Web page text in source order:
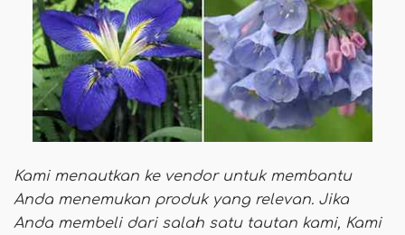
Kami menautkan ke vendor untuk membantu
Anda menemukan produk yang relevan. Jika
Anda membeli dari salah satu tautan kami, Kami